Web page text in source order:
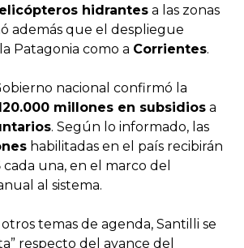
hidrantes a las zonas
además que el despliegue
Patagonia como a Corrientes.
nacional confirmó la
millones en subsidios a
. Según lo informado, las
habilitadas en el país recibirán
cada una, en el marco del
al sistema.
temas de agenda, Santilli se
respecto del avance del